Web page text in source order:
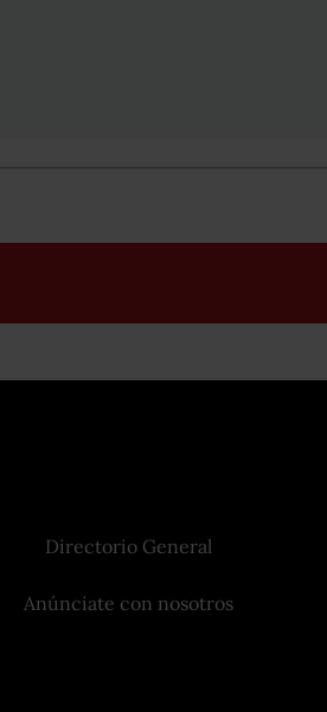
Directorio General
Anúnciate con nosotros